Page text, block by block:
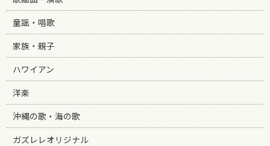
童謡・唱歌
家族・親子
ハワイアン
洋楽
沖縄の歌・海の歌
ガズレレオリジナル